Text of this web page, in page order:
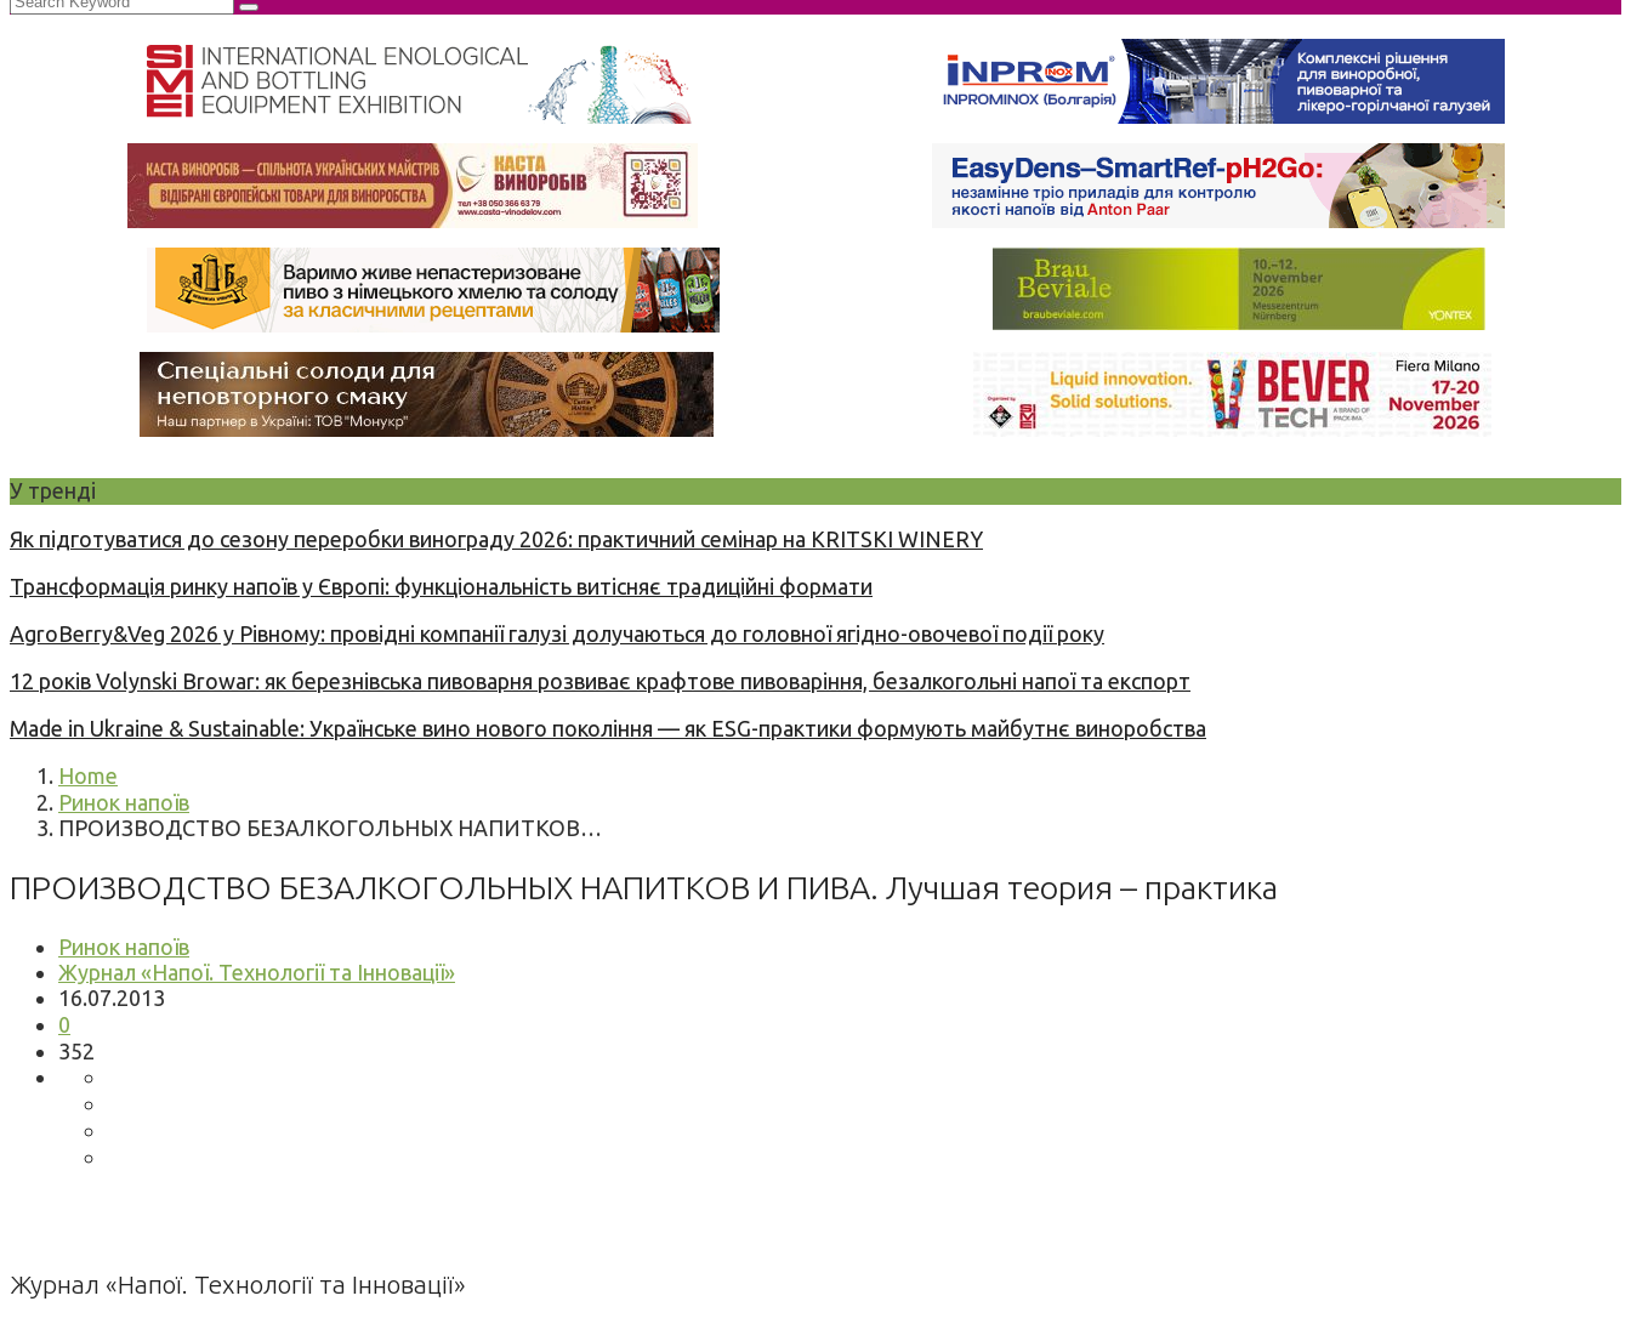
У тренді
Як підготуватися до сезону переробки винограду 2026: практичний семінар на KRITSKI WINERY
Трансформація ринку напоїв у Європі: функціональність витісняє традиційні формати
AgroBerry&Veg 2026 у Рівному: провідні компанії галузі долучаються до головної ягідно-овочевої події року
12 років Volynski Browar: як березнівська пивоварня розвиває крафтове пивоваріння, безалкогольні напої та експорт
Made in Ukraine & Sustainable: Українське вино нового покоління — як ESG-практики формують майбутнє виноробства
Home
Ринок напоїв
ПРОИЗВОДСТВО БЕЗАЛКОГОЛЬНЫХ НАПИТКОВ…
ПРОИЗВОДСТВО БЕЗАЛКОГОЛЬНЫХ НАПИТКОВ И ПИВА. Лучшая теория – практика
Ринок напоїв
Журнал «Напої. Технології та Інновації»
16.07.2013
0
352
Журнал «Напої. Технології та Інновації»